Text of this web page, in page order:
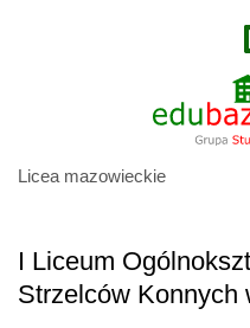
Licea mazowieckie
I Liceum
Strzelców Konnych